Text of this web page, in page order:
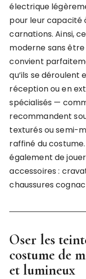
électrique
pour leur capacité
carnations. Ainsi,
moderne sans
convient
qu’ils se déroulent
réception ou en
spécialisés —
recommandent
texturés ou semi-
raffiné du
également de
accessoires :
chaussures
Oser les
costume de
et lumineux